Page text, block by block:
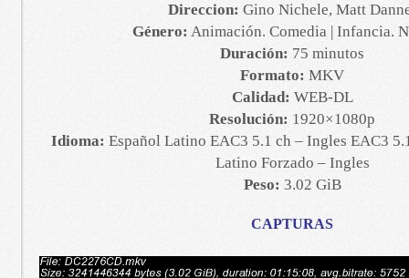
Direccion: Gino Nichele, Matt
Género: Animación. Comedia | Infancia.
Duración: 75 minutos
Formato: MKV
Calidad: WEB-DL
Resolución: 1920×1080p
Idioma: Español Latino EAC3 5.1 ch – Ingles EAC3
Latino Forzado – Ingles
Peso: 3.02 GiB
CAPTURAS